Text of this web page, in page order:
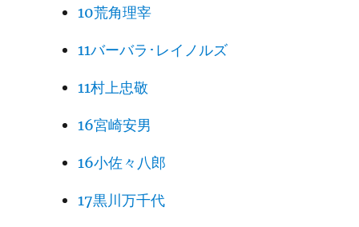
10荒角理宰
11バーバラ･レイノルズ
11村上忠敬
16宮崎安男
16小佐々八郎
17黒川万千代